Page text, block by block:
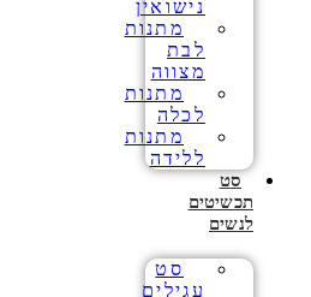
נישואין
מתנות
לבת
מצווה
מתנות
לכלה
מתנות
ללידה
סט
תכשיטים
לנשים
סט
עגילים